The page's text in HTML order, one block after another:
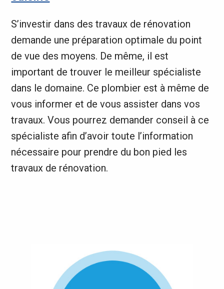
S’investir dans des travaux de rénovation
demande une préparation optimale du point
de vue des moyens. De même, il est
important de trouver le meilleur spécialiste
dans le domaine. Ce plombier est à même de
vous informer et de vous assister dans vos
travaux. Vous pourrez demander conseil à ce
spécialiste afin d’avoir toute l’information
nécessaire pour prendre du bon pied les
travaux de rénovation.